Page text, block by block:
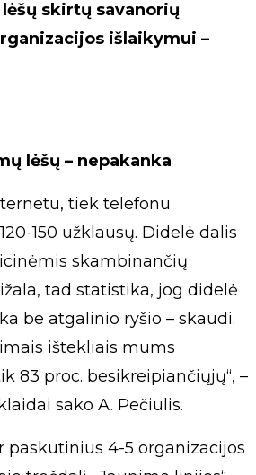
skirtų savanorių
išlaikymui –
lėšų – nepakanka
tiek telefonu
150 užklausų. Didelė dalis
skambinančių
tad statistika, jog didelė
be atgalinio ryšio – skaudi.
ištekliais mums
83 proc. besikreipiančiųjų“, –
sako A. Pečiulis.
paskutinius 4-5 organizacijos